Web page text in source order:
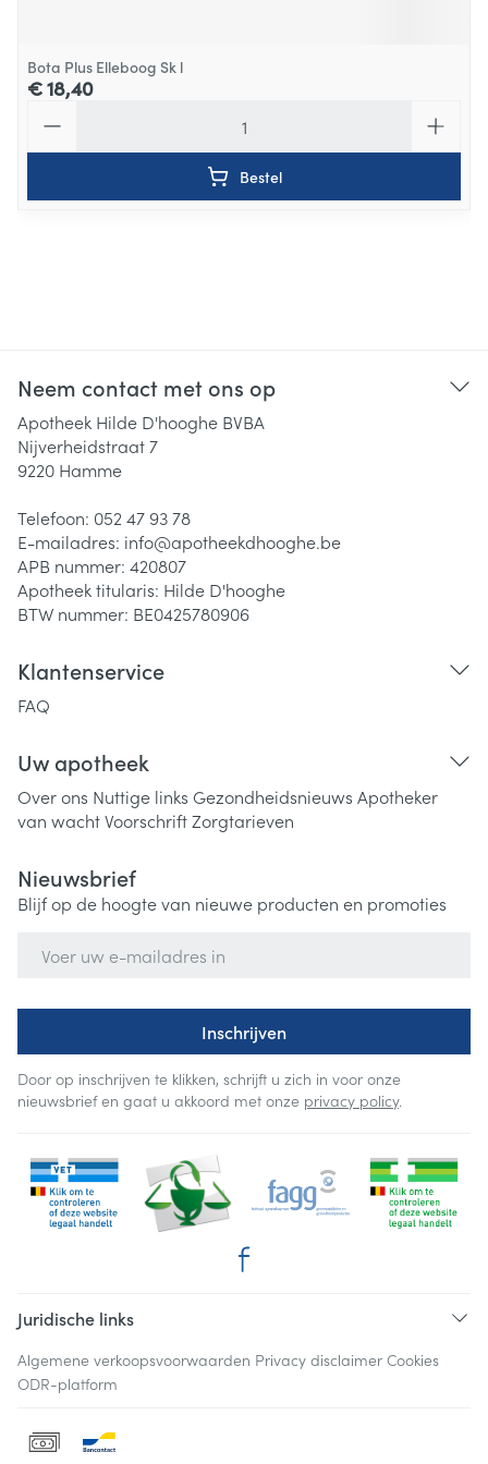
Bota Plus Elleboog Sk l
€ 18,40
Bestel
Neem contact met ons op
Apotheek Hilde D'hooghe BVBA
Nijverheidstraat 7
9220 Hamme
Telefoon: 052 47 93 78
E-mailadres: info@apotheekdhooghe.be
APB nummer: 420807
Apotheek titularis: Hilde D'hooghe
BTW nummer: BE0425780906
Klantenservice
FAQ
Uw apotheek
Over ons Nuttige links Gezondheidsnieuws Apotheker
van wachtVoorschriftZorgtarieven
Nieuwsbrief
Blijf op de hoogte van nieuwe producten en promoties
Inschrijven
Door op inschrijven te klikken, schrijft u zich in voor onze
nieuwsbrief en gaat u akkoord met onze privacy policy.
Juridische links
Algemene verkoopsvoorwaarden Privacy disclaimer Cookies
ODR-platform